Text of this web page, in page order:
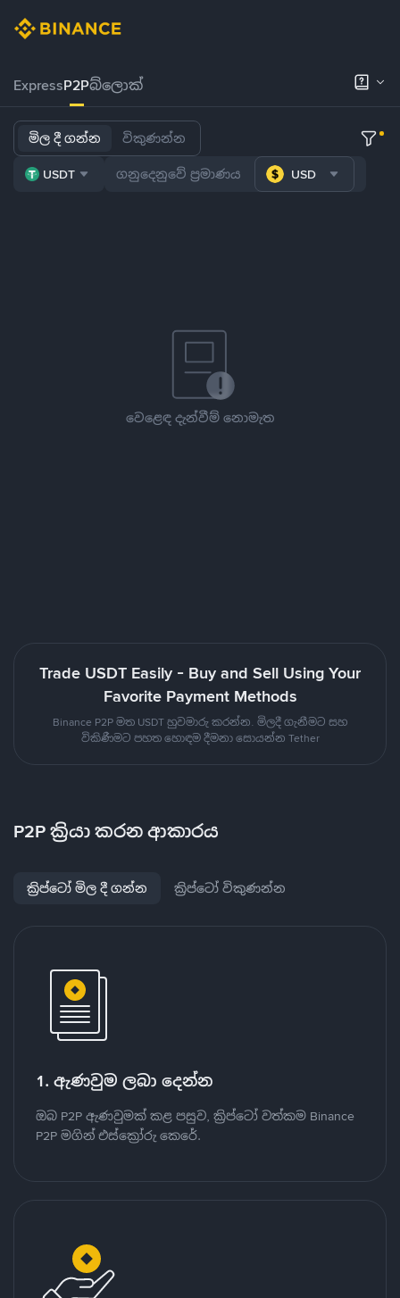
ExpressP2Pබ්ලොක්
මිල දී ගන්න විකුණන්න
USDT USD
වෙළෙඳ දැන්වීම් නොමැත
Trade USDT Easily - Buy and Sell Using Your
Favorite Payment Methods
Binance P2P මත USDT හුවමාරු කරන්න. මිලදී ගැනීමට සහ
විකිණීමට පහත හොඳම දීමනා සොයන්න Tether
P2P ක්‍රියා කරන ආකාරය
ක්‍රිප්ටෝ මිල දී ගන්න ක්‍රිප්ටෝ විකුණන්න
1. ඇණවුම ලබා දෙන්න
ඔබ P2P ඇණවුමක් කළ පසුව, ක්‍රිප්ටෝ වත්කම Binance
P2P මගින් එස්ක්‍රෝරු කෙරේ.